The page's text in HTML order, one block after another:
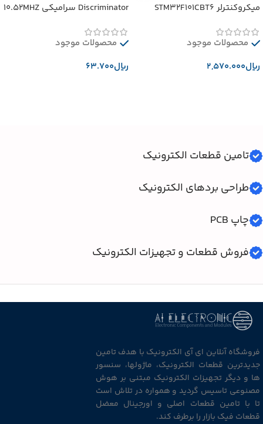
میکروکنترلر STM32F101CBT6
محصولات موجود
﷼
Discriminator سرامیکی 10.52MHZ
محصولات موجود
﷼
تامین قطعات الکترونیک
طراحی بردهای الکترونیک
چاپ PCB
فروش قطعات و تجهیزات الکترونیک
فروشگاه آنلاین ای آی الکترونیک با هدف تامین
جدیدترین قطعات الکترونیک، ماژولها، سنسور
ها و دیگر تجهیزات الکترونیک مبتنی بر هوش
مصنوعی تاسیس گردید و همواره در تلاش است
تا با تامین قطعات اصلی و اورجینال معضل
قطعات فیک بازار را برطرف کند.